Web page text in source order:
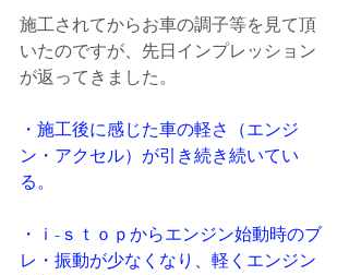
施工されてからお車の調子等を見て頂
いたのですが、先日インプレッション
が返ってきました。
・施工後に感じた車の軽さ（エンジ
ン・アクセル）が引き続き続いてい
る。
・ｉ-ｓｔｏｐからエンジン始動時のブ
レ・振動が少なくなり、軽くエンジン